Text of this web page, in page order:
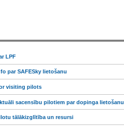
LPF
par SAFESky lietošanu
visiting pilots
sacensību pilotiem par dopinga lietošanu
tālākizglītība un resursi